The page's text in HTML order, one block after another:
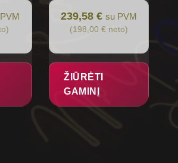
239,58 € su PVM
(198,00 € neto)
ŽIŪRĖTI
GAMINĮ